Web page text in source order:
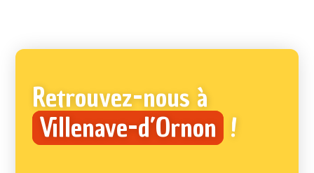
Retrouvez-nous à
Villenave-d’Ornon !